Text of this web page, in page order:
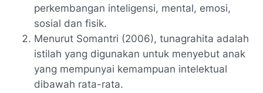
perkembangan inteligensi, mental, emosi,
sosial dan fisik.
Menurut Somantri (2006), tunagrahita adalah
istilah yang digunakan untuk menyebut anak
yang mempunyai kemampuan intelektual
dibawah rata-rata.